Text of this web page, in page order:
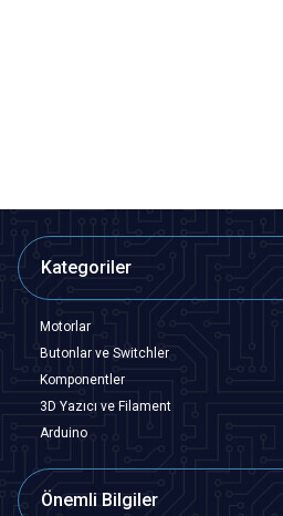
Kategoriler
Motorlar
Butonlar ve Switchler
Komponentler
3D Yazıcı ve Filament
Arduino
Önemli Bilgiler